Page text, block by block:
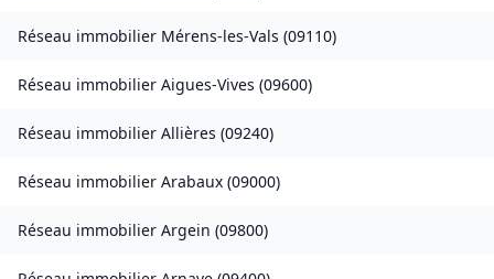
Réseau immobilier Mérens-les-Vals (09110)
Réseau immobilier Aigues-Vives (09600)
Réseau immobilier Allières (09240)
Réseau immobilier Arabaux (09000)
Réseau immobilier Argein (09800)